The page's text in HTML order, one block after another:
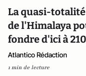
La quasi-
de l'Himalaya
fondre d'ici à
Atlantico Rédaction
1 min de lecture